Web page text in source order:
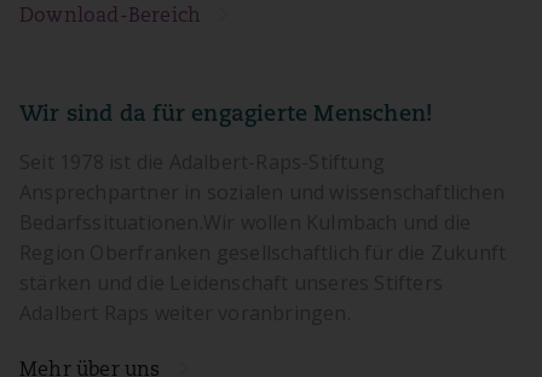
Download-Bereich
Wir sind da für engagierte Menschen!
Mehr über uns